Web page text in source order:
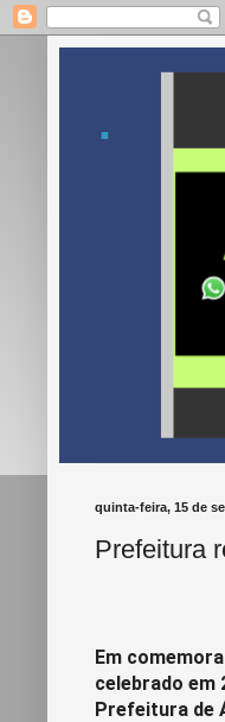
.
quinta-feira, 15 de
Prefeitura
Em
celebrado em
Prefeitura de